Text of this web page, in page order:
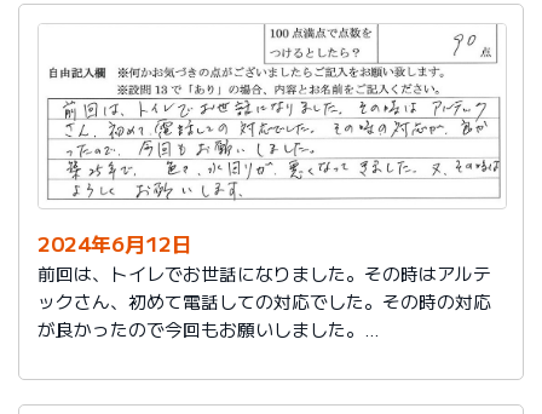
2024年6月12日
前回は、トイレでお世話になりました。その時はアルテ
ックさん、初めて電話しての対応でした。その時の対応
が良かったので今回もお願いしました。
時はよろしくお願いします。